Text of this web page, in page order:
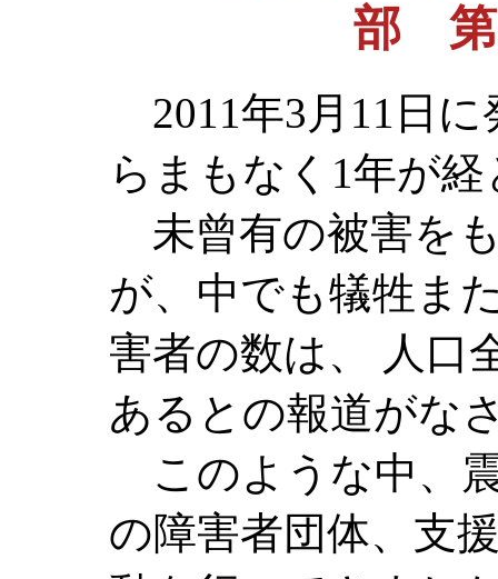
部 第
2011年3月11日に
らまもなく1年が
未曾有の被害を
が、中でも犠牲ま
害者の数は、 人口
あるとの報道がな
このような中、
の障害者団体、支